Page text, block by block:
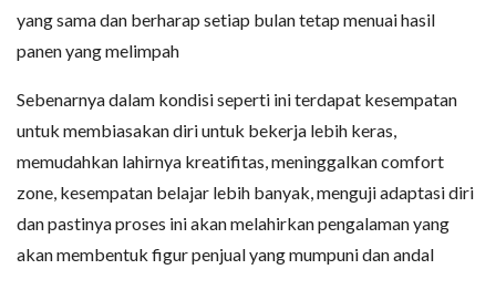
yang sama dan berharap setiap bulan tetap menuai hasil
panen yang melimpah
Sebenarnya dalam kondisi seperti ini terdapat kesempatan
untuk membiasakan diri untuk bekerja lebih keras,
memudahkan lahirnya kreatifitas, meninggalkan comfort
zone, kesempatan belajar lebih banyak, menguji adaptasi diri
dan pastinya proses ini akan melahirkan pengalaman yang
akan membentuk figur penjual yang mumpuni dan andal